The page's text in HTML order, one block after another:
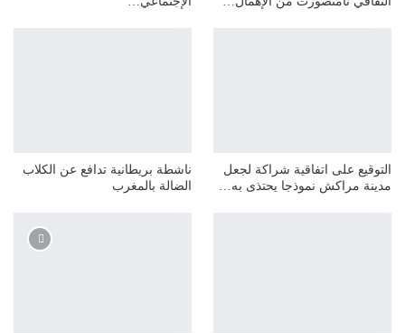
التوقيع على اتفاقية شراكة لجعل
مدينة مراكش نموذجا يحتذى به…
ناشطة بريطانية تدافع عن الكلاب
الضالة بالمغرب